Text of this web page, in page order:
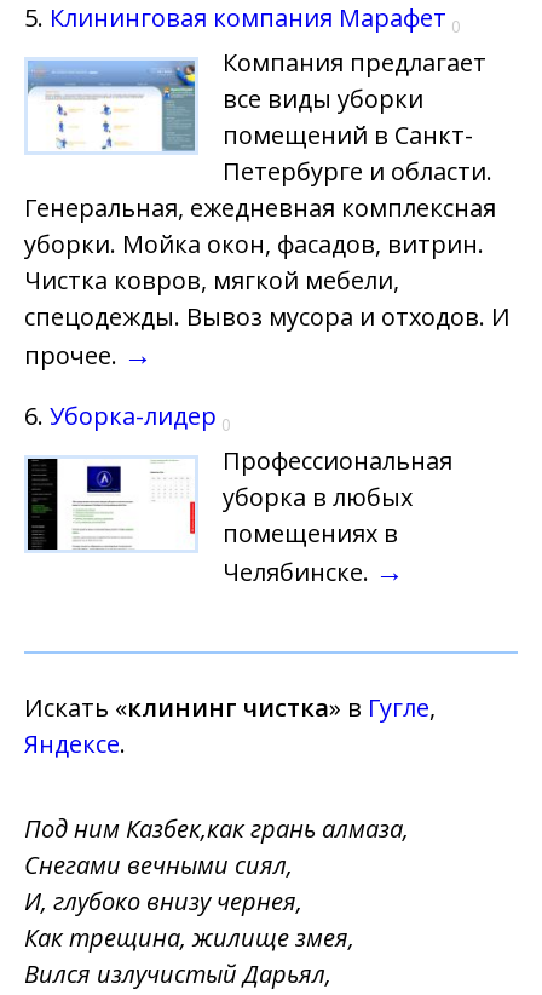
5. Клининговая компания Марафет 0
Компания предлагает
все виды уборки
помещений в Санкт-
Петербурге и области.
Генеральная, ежедневная комплексная
уборки. Мойка окон, фасадов, витрин.
Чистка ковров, мягкой мебели,
спецодежды. Вывоз мусора и отходов. И
прочее. →
6. Уборка-лидер 0
Профессиональная
уборка в любых
помещениях в
Челябинске. →
Искать «клининг чистка» в Гугле,
Яндексе.
Под ним Казбек,как грань алмаза,
Снегами вечными сиял,
И, глубоко внизу чернея,
Как трещина, жилище змея,
Вился излучистый Дарьял,